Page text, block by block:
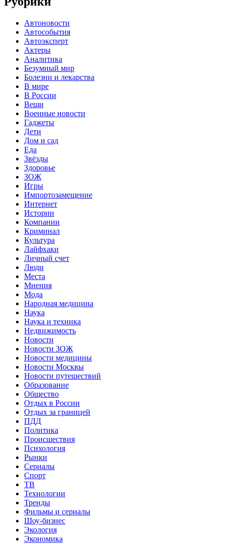
Автоновости
Автособытия
Автоэксперт
Актеры
Аналитика
Безумный мир
Болезни и лекарства
В мире
В России
Вещи
Военные новости
Гаджеты
Дети
Дом и сад
Еда
Звёзды
Здоровье
ЗОЖ
Игры
Импортозамещение
Интернет
Истории
Компании
Криминал
Культура
Лайфхаки
Личный счет
Люди
Места
Мнения
Мода
Народная медицина
Наука
Наука и техника
Недвижимость
Новости
Новости ЗОЖ
Новости медицины
Новости Москвы
Новости путешествий
Образование
Общество
Отдых в России
Отдых за границей
ПДД
Политика
Происшествия
Психология
Рынки
Сериалы
Спорт
ТВ
Технологии
Тренды
Фильмы и сериалы
Шоу-бизнес
Экология
Экономика